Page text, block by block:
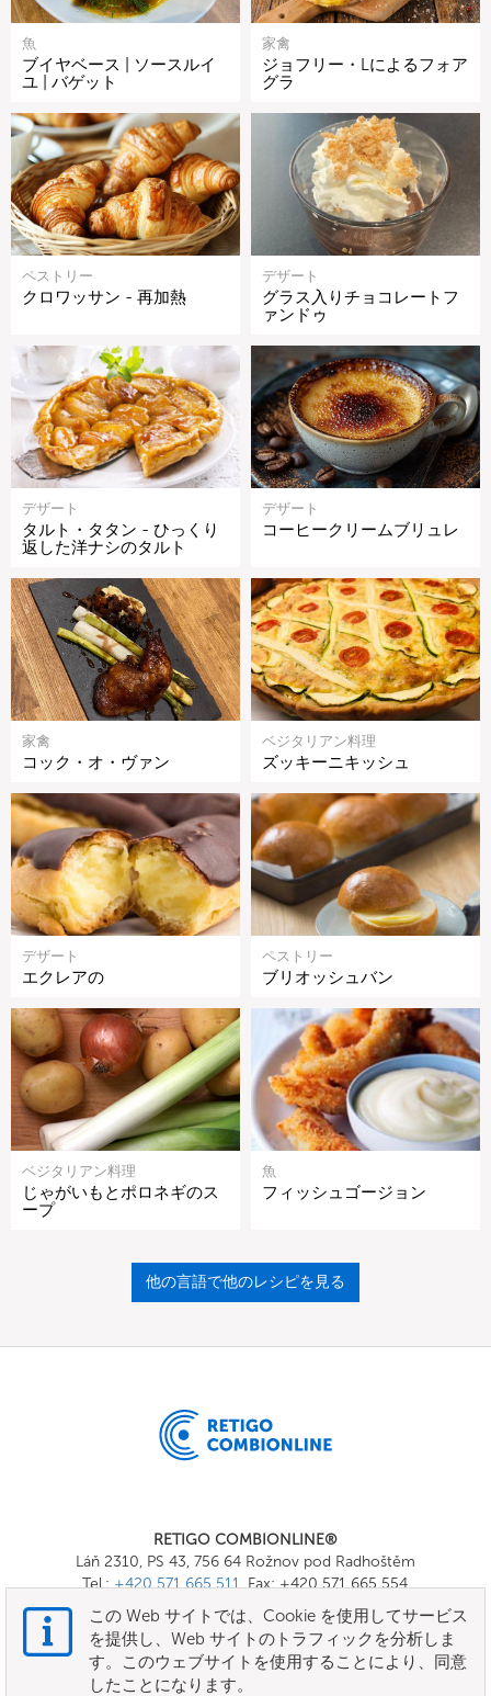
魚
ブイヤベース | ソースルイ
ユ | バゲット
家禽
ジョフリー・Lによるフォア
グラ
ペストリー
クロワッサン - 再加熱
デザート
グラス入りチョコレートフ
ァンドゥ
デザート
タルト・タタン - ひっくり
返した洋ナシのタルト
デザート
コーヒークリームブリュレ
家禽
コック・オ・ヴァン
ベジタリアン料理
ズッキーニキッシュ
デザート
エクレアの
ペストリー
ブリオッシュバン
ベジタリアン料理
じゃがいもとポロネギのス
ープ
魚
フィッシュゴージョン
他の言語で他のレシピを見る
RETIGO COMBIONLINE®
Láň 2310, PS 43, 756 64 Rožnov pod Radhoštěm
Tel.:+420 571 665 511, Fax: +420 571 665 554
E-mail: info@combionline.com
OnlineMenu
この Web サイトでは、Cookie を使用してサービス
を提供し、Web サイトのトラフィックを分析しま
す。このウェブサイトを使用することにより、同意
したことになります。